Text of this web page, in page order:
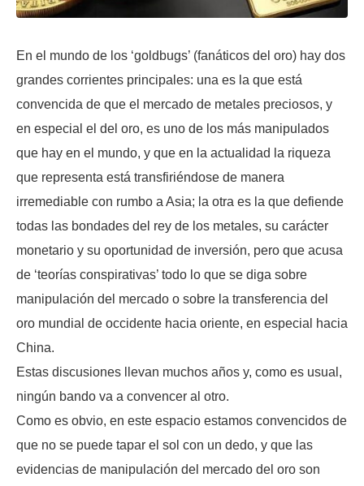
En el mundo de los ‘goldbugs’ (fanáticos del oro) hay dos
grandes corrientes principales: una es la que está
convencida de que el mercado de metales preciosos, y
en especial el del oro, es uno de los más manipulados
que hay en el mundo, y que en la actualidad la riqueza
que representa está transfiriéndose de manera
irremediable con rumbo a Asia; la otra es la que defiende
todas las bondades del rey de los metales, su carácter
monetario y su oportunidad de inversión, pero que acusa
de ‘teorías conspirativas’ todo lo que se diga sobre
manipulación del mercado o sobre la transferencia del
oro mundial de occidente hacia oriente, en especial hacia
China.
Estas discusiones llevan muchos años y, como es usual,
ningún bando va a convencer al otro.
Como es obvio, en este espacio estamos convencidos de
que no se puede tapar el sol con un dedo, y que las
evidencias de manipulación del mercado del oro son